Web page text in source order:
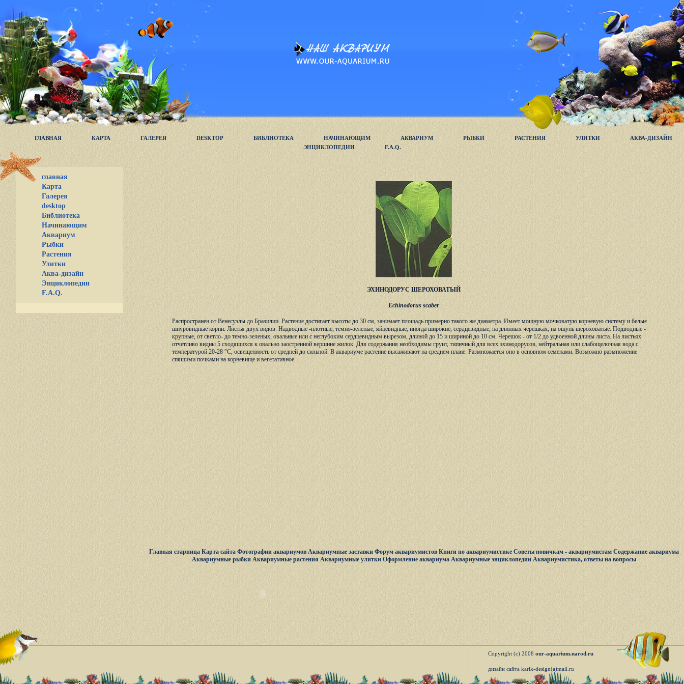
ГЛАВНАЯ КАРТА ГАЛЕРЕЯ DESKTOP БИБЛИОТЕКА НАЧИНАЮЩИМ АКВАРИУМ РЫБКИ РАСТЕНИЯ УЛИТКИ
АКВА-ДИЗАЙН
ЭНЦИКЛОПЕДИИ
F.A.Q.
главная
Карта
Галерея
desktop
Библиотека
Начинающим
Аквариум
Рыбки
Растения
Улитки
Аква-дизайн
Энциклопедии
F.A.Q.
ЭХИНОДОРУС ШЕРОХОВАТЫЙ
Echinodorus scaber
Распространен от Венесуэлы до Бразилии. Растение достигает высоты до 30 см, занимает площадь примерно такого же диаметра. Имеет мощную мочковатую корневую систему и белые
шнуровидные корни. Листья двух видов. Надводные -плотные, темно-зеленые, яйцевидные, иногда широкие, сердцевидные, на длинных черешках, на ощупь шероховатые. Подводные -
крупные, от светло- до темно-зеленых, овальные или с неглубоким сердцевидным вырезом, длиной до 15 и шириной до 10 см. Черешок - от 1/2 до удвоенной длины листа. На листьях
отчетливо видны 5 сходящихся к овально заостренной вершине жилок. Для содержания необходимы грунт, типичный для всех эхинодорусов, нейтральная или слабощелочная вода с
температурой 20-28 °С, освещенность от средней до сильной. В аквариуме растение высаживают на среднем плане. Размножается оно в основном семенами. Возможно размножение
спящими почками на корневище и вегетативное.
Главная старница Карта сайта Фотографии аквариумов Аквариумные заставки Форум аквариумистов Книги по аквариумистике Советы новичкам - аквариумистам Содержание аквариума
Аквариумные рыбки Аквариумные растения Аквариумные улитки Оформление аквариума Аквариумные энциклопедии Аквариумистика, ответы на вопросы
Copyright (c) 2008 our-aquarium.narod.ru
дизайн сайта karik-design(a)mail.ru